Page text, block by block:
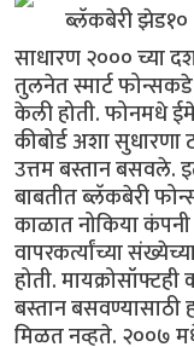
ब्लॅकबेरी
साधारण २००० च्या
तुलनेत स्मार्ट
केली होती. फोनमधे
कीबोर्ड अशा सुधारणा
उत्तम बस्तान बसवले.
बाबतीत ब्लॅकबेरी
काळात नोकिया
वापरकर्त्यांच्या
होती. मायक्रोसॉफ्टही
बस्तान बसवण्यासाठी
मिळत नव्हते. २००७